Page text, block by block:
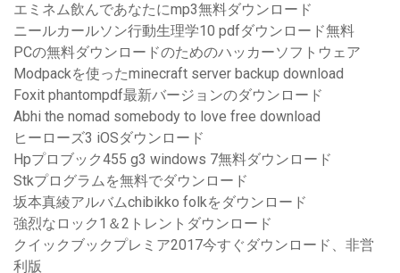
エミネム飲んであなたにmp3無料ダウンロード
ニールカールソン行動生理学10 pdfダウンロード無料
PCの無料ダウンロードのためのハッカーソフトウェア
Modpackを使ったminecraft server backup download
Foxit phantompdf最新バージョンのダウンロード
Abhi the nomad somebody to love free download
ヒーローズ3 iOSダウンロード
Hpプロブック455 g3 windows 7無料ダウンロード
Stkプログラムを無料でダウンロード
坂本真綾アルバムchibikko folkをダウンロード
強烈なロック1＆2トレントダウンロード
クイックブックプレミア2017今すぐダウンロード、非営
利版